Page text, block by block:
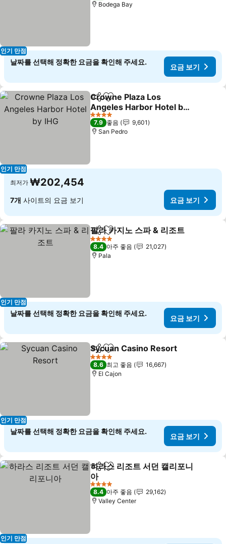
인기 만점
Bodega Bay
날짜를 선택해 정확한 요금을 확인해 주세요.
요금 보기
인기 만점
공유 즐겨찾기에 추가
Crowne Plaza Los
Angeles Harbor Hotel by
IHG
4 성급
7.9 좋음
9,601
San Pedro
최저가 ₩202,454
7개 사이트의 요금 보기 요금 보기
인기 만점
공유 즐겨찾기에 추가
팔라 카지노 스파 & 리조트
4 성급
8.4 아주 좋음
21,027
Pala
날짜를 선택해 정확한 요금을 확인해 주세요.
요금 보기
인기 만점
공유 즐겨찾기에 추가
Sycuan Casino Resort
4 성급
8.6 최고 좋음
16,667
El Cajon
날짜를 선택해 정확한 요금을 확인해 주세요.
요금 보기
인기 만점
공유 즐겨찾기에 추가
하라스 리조트 서던 캘리포니
아
4 성급
8.4 아주 좋음
29,162
Valley Center